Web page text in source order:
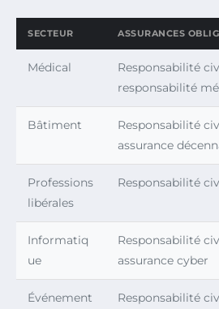
SECTEUR ASSURANCES
Médical
Responsabilité
responsabilité
Bâtiment
Responsabilité
assurance
Professions
libérales
Responsabilité
Informatiq
ue
Responsabilité
assurance cyber
Événement
Responsabilité